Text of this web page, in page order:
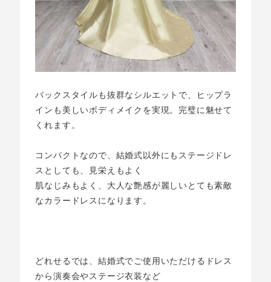
バックスタイルも抜群なシルエットで、ヒップラ
インも美しいボディメイクを実現。完璧に魅せて
くれます。
コンパクトなので、結婚式以外にもステージドレ
スとしても、見栄えもよく
肌なじみもよく、大人な艶感が麗しいとても素敵
なカラードレスになります。
どれせるでは、結婚式でご使用いただけるドレス
から演奏会やステージ衣装など